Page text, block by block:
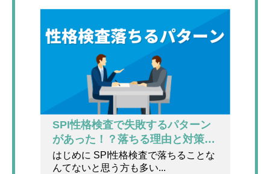
SPI性格検査で失敗するパターン
があった！？落ちる理由と対策ま
で徹底解説！
はじめに SPI性格検査で落ちることな
んてないと思う方も多い...